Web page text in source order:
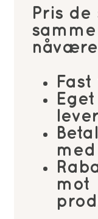
Pris
mot